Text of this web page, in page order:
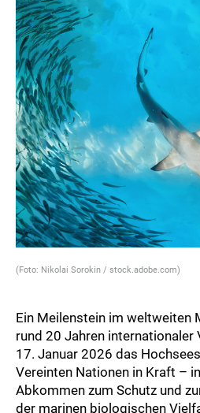
(Foto: Nikolai Sorokin / stock.adobe.com)
Ein Meilenstein im weltweiten
rund 20 Jahren internationaler
17. Januar 2026 das
Vereinten Nationen in Kraft –
Abkommen zum Schutz und
der marinen biologischen